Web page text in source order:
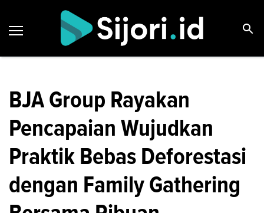
BJA Group Rayakan
Pencapaian Wujudkan
Praktik Bebas Deforestasi
dengan Family Gathering